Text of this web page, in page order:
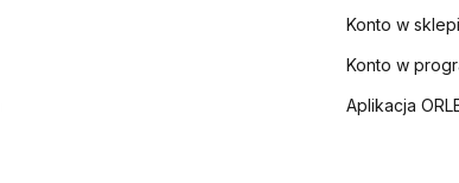
Konto w
Konto w
Aplikacja